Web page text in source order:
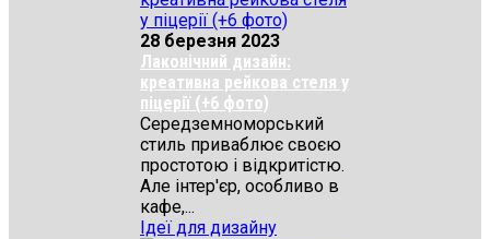
28 березня 2023
Лаконічний дизайн:
креативна рейкова стеля у
піцерії (+6 фото)
Середземноморський
стиль приваблює своєю
простотою і відкритістю.
Але інтер'єр, особливо в
кафе,...
Ідеї для дизайну